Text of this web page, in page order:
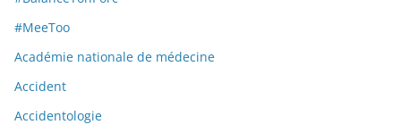
#MeeToo
Académie nationale de médecine
Accident
Accidentologie